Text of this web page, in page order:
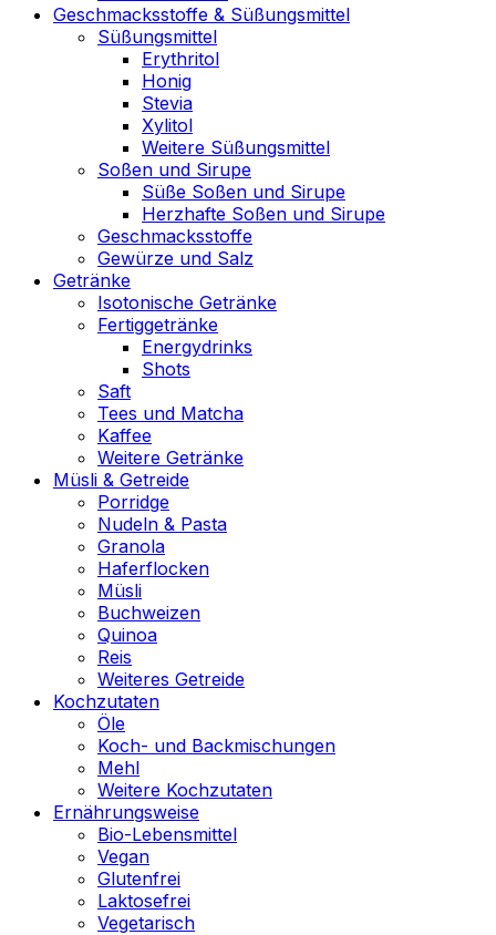
Geschmacksstoffe & Süßungsmittel
Süßungsmittel
Erythritol
Honig
Stevia
Xylitol
Weitere Süßungsmittel
Soßen und Sirupe
Süße Soßen und Sirupe
Herzhafte Soßen und Sirupe
Geschmacksstoffe
Gewürze und Salz
Getränke
Isotonische Getränke
Fertiggetränke
Energydrinks
Shots
Saft
Tees und Matcha
Kaffee
Weitere Getränke
Müsli & Getreide
Porridge
Nudeln & Pasta
Granola
Haferflocken
Müsli
Buchweizen
Quinoa
Reis
Weiteres Getreide
Kochzutaten
Öle
Koch- und Backmischungen
Mehl
Weitere Kochzutaten
Ernährungsweise
Bio-Lebensmittel
Vegan
Glutenfrei
Laktosefrei
Vegetarisch